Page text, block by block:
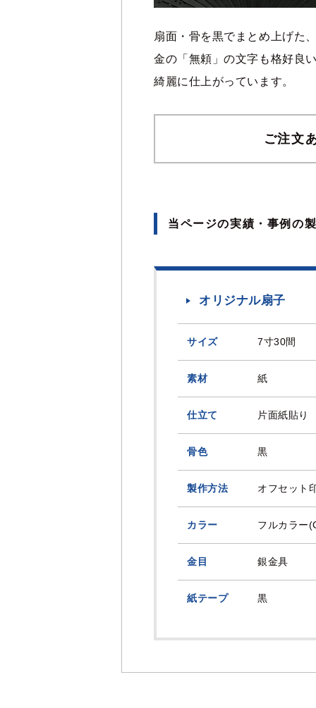
扇面・骨を黒でまとめ上げた
金の「無頼」の文字も格好良
綺麗に仕上がっています。
ご注文
当ページの実績・事例の
オリジナル扇子
サイズ 7寸30間
素材 紙
仕立て 片面紙貼り
骨色 黒
製作方法 オフセット
カラー フルカラー
金目 銀金具
紙テープ 黒